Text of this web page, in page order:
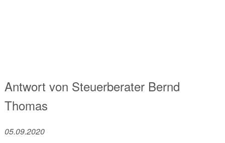
Antwort von Steuerberater Bernd
Thomas
05.09.2020